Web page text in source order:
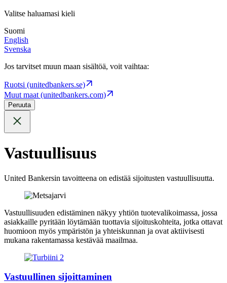
Valitse haluamasi kieli
Suomi
English
Svenska
Jos tarvitset muun maan sisältöä, voit vaihtaa:
Ruotsi (unitedbankers.se)
Muut maat (unitedbankers.com)
Peruuta
Vastuullisuus
United Bankersin tavoitteena on edistää sijoitusten vastuullisuutta.
Vastuullisuuden edistäminen näkyy yhtiön tuotevalikoimassa, jossa
asiakkaille pyritään löytämään tuottavia sijoituskohteita, jotka ottavat
huomioon myös ympäristön ja yhteiskunnan ja ovat aktiivisesti
mukana rakentamassa kestävää maailmaa.
Vastuullinen sijoittaminen